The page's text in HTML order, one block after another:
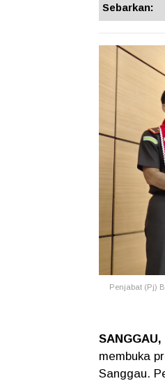
Sebarkan:
Penjabat (Pj)
membuka
Sanggau.